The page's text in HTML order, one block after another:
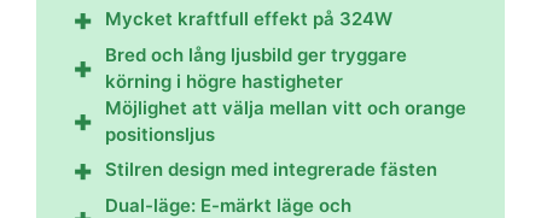
Mycket kraftfull effekt på 324W
Bred och lång ljusbild ger tryggare
körning i högre hastigheter
Möjlighet att välja mellan vitt och orange
positionsljus
Stilren design med integrerade fästen
Dual-läge: E-märkt läge och